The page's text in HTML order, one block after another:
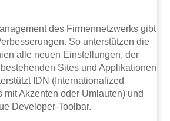
des Firmennetzwerks gibt
So unterstützen die
alle neuen Einstellungen, der
Sites und Applikationen
IDN (Internationalized
mit Akzenten oder Umlauten) und
Developer-Toolbar.